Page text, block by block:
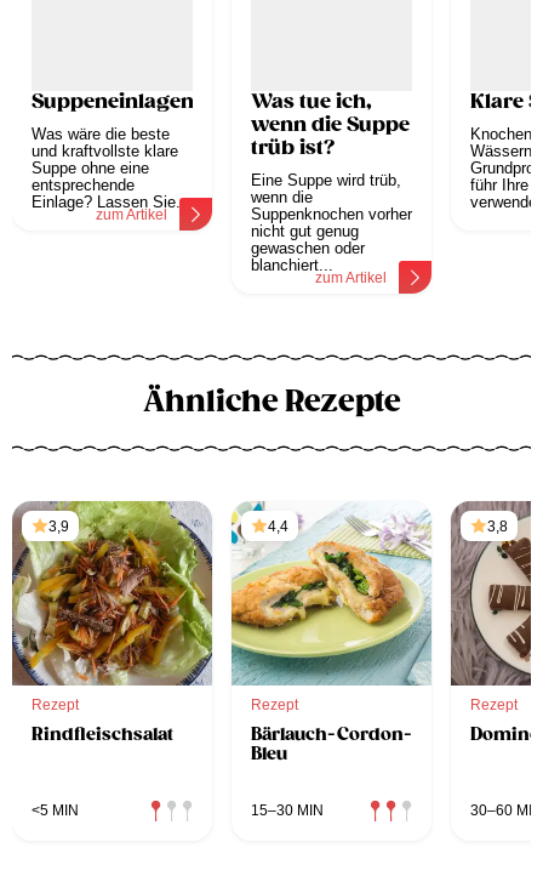
Suppeneinlagen
Was wäre die beste
und kraftvollste klare
Suppe ohne eine
entsprechende
Einlage? Lassen Sie...
zum Artikel
Was tue ich,
wenn die Suppe
trüb ist?
Eine Suppe wird trüb,
wenn die
Suppenknochen vorher
nicht gut genug
gewaschen oder
blanchiert...
zum Artikel
Klare
Wässern
führ Ihre
Ähnliche Rezepte
3,9
Rezept
Rindfleischsalat
<5 MIN
4,4
Rezept
Bärlauch-Cordon-
Bleu
15–30 MIN
3,8
Rezept
30–60 MIN